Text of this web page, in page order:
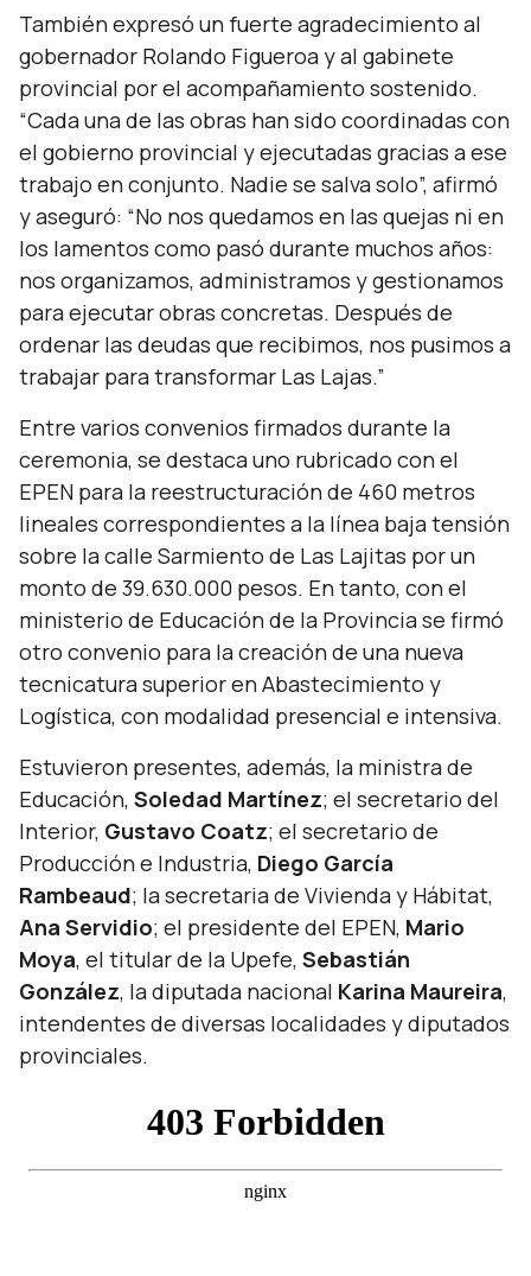
También expresó un fuerte agradecimiento al
gobernador Rolando Figueroa y al gabinete
provincial por el acompañamiento sostenido.
“Cada una de las obras han sido coordinadas con
el gobierno provincial y ejecutadas gracias a ese
trabajo en conjunto. Nadie se salva solo”, afirmó
y aseguró: “No nos quedamos en las quejas ni en
los lamentos como pasó durante muchos años:
nos organizamos, administramos y gestionamos
para ejecutar obras concretas. Después de
ordenar las deudas que recibimos, nos pusimos a
trabajar para transformar Las Lajas.”
Entre varios convenios firmados durante la
ceremonia, se destaca uno rubricado con el
EPEN para la reestructuración de 460 metros
lineales correspondientes a la línea baja tensión
sobre la calle Sarmiento de Las Lajitas por un
monto de 39.630.000 pesos. En tanto, con el
ministerio de Educación de la Provincia se firmó
otro convenio para la creación de una nueva
tecnicatura superior en Abastecimiento y
Logística, con modalidad presencial e intensiva.
Estuvieron presentes, además, la ministra de
Educación, Soledad Martínez; el secretario del
Interior, Gustavo Coatz; el secretario de
Producción e Industria, Diego García
Rambeaud; la secretaria de Vivienda y Hábitat,
Ana Servidio; el presidente del EPEN, Mario
Moya, el titular de la Upefe, Sebastián
González, la diputada nacional Karina Maureira,
intendentes de diversas localidades y diputados
provinciales.